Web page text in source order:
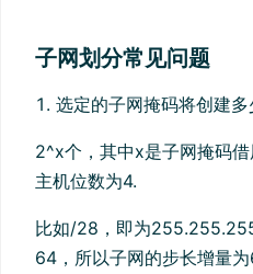
子网划分常见问题
选定的子网掩码将创建
2^x个，其中x是子网掩码
主机位数为4.
比如/28，即为
64，所以子网的步长增量